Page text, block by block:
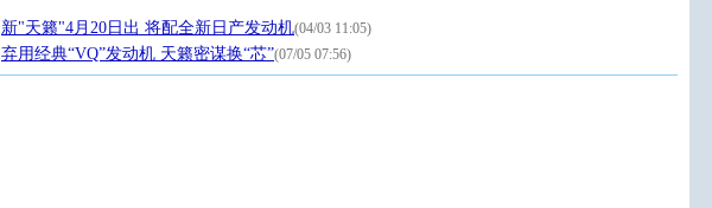
新"天籁"4月20日出 将配全新日产发动机(04/03 11:05)
弃用经典“VQ”发动机 天籁密谋换“芯”(07/05 07:56)